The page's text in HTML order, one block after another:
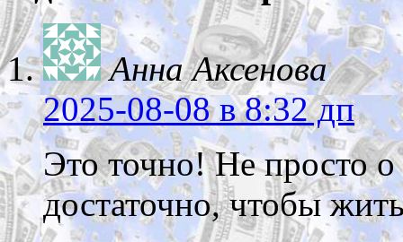
Анна Аксенова
2025-08-08в 8:32 дп
Это точно! Не просто
достаточно, чтобы